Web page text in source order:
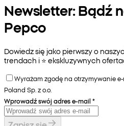
Newsletter: Bądź
Pepco
Dowiedz się jako pierwszy o
trendach i ⭐️ ekskluzywnych
Wyrażam zgodę na otrzymywanie
Poland Sp. z o.o.
Wprowadź swój adres e-mail *